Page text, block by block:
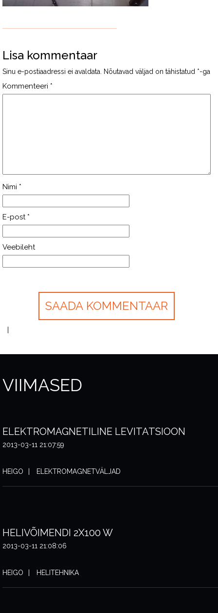
Lisa kommentaar
Sinu e-postiaadressi ei avaldata. Nõutavad väljad on tähistatud *-ga
Kommenteeri *
Nimi *
E-post *
Veebileht
VIIMASED
ELEKTROMAGNETILINE LEVITATSIOON
2013-03-11 21:07:59
HEIGO ELEKTROMAGNETVÄLJAD
HELIVÕIMENDI 2X100 W
2013-03-11 21:08:06
HEIGO HELITEHNIKA